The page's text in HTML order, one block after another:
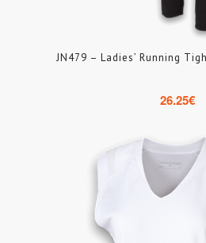
JN479 – Ladies’ Running
26.25€